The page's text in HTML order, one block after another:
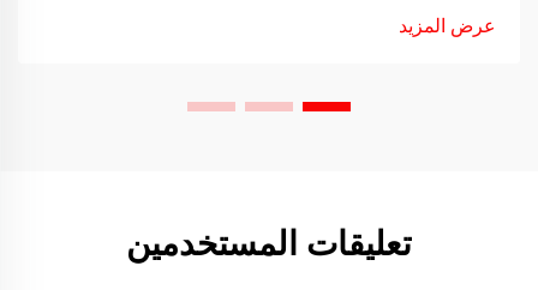
عرض المزيد
تعليقات المستخدمين